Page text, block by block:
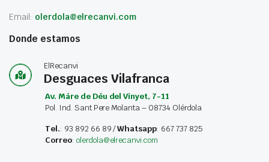
Email: olerdola@elrecanvi.com
Donde estamos
ElRecanvi
Desguaces Vilafranca
Av. Máre de Déu del Vinyet, 7-11
Pol. Ind. Sant Pere Molanta – 08734 Olérdola
Tel.: 93 892 66 89 /Whatsapp: 667 737 825
Correo: olerdola@elrecanvi.com